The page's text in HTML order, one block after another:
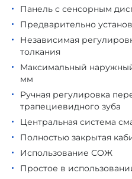
Панель с сенсорным
Предварительно
Независимая
толкания
Максимальный
мм
Ручная регулировка
трапециевидного зуба
Центральная система
Полностью закрытая
Использование СОЖ
Простое в